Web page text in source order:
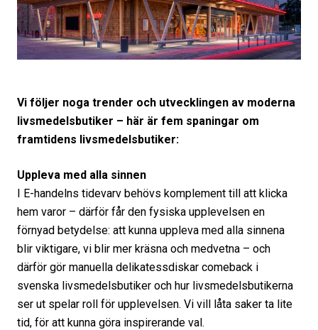
Vi följer noga trender och utvecklingen av moderna
livsmedelsbutiker – här är fem spaningar om
framtidens livsmedelsbutiker:
Uppleva med alla sinnen
I E-handelns tidevarv behövs komplement till att klicka
hem varor – därför får den fysiska upplevelsen en
förnyad betydelse: att kunna uppleva med alla sinnena
blir viktigare, vi blir mer kräsna och medvetna – och
därför gör manuella delikatessdiskar comeback i
svenska livsmedelsbutiker och hur livsmedelsbutikerna
ser ut spelar roll för upplevelsen. Vi vill låta saker ta lite
tid, för att kunna göra inspirerande val.